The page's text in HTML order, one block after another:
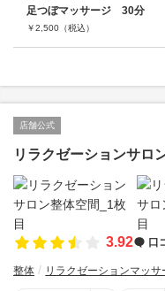
足つぼマッサージ 30分
￥2,500 （税込）
店舗公式
リラクゼーションサロ
3.92 口
整体 リラクゼーションマッサ